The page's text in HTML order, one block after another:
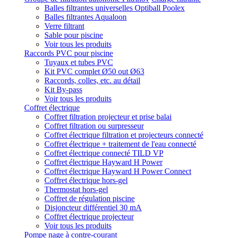
Balles filtrantes universelles Optiball Poolex
Balles filtrantes Aqualoon
Verre filtrant
Sable pour piscine
Voir tous les produits
Raccords PVC pour piscine
Tuyaux et tubes PVC
Kit PVC complet Ø50 out Ø63
Raccords, colles, etc. au détail
Kit By-pass
Voir tous les produits
Coffret électrique
Coffret filtration projecteur et prise balai
Coffret filtration ou surpresseur
Coffret électrique filtration et projecteurs connecté
Coffret électrique + traitement de l'eau connecté
Coffret électrique connecté TILD VP
Coffret électrique Hayward H Power
Coffret électrique Hayward H Power Connect
Coffret électrique hors-gel
Thermostat hors-gel
Coffret de régulation piscine
Disjoncteur différentiel 30 mA
Coffret électrique projecteur
Voir tous les produits
Pompe nage à contre-courant